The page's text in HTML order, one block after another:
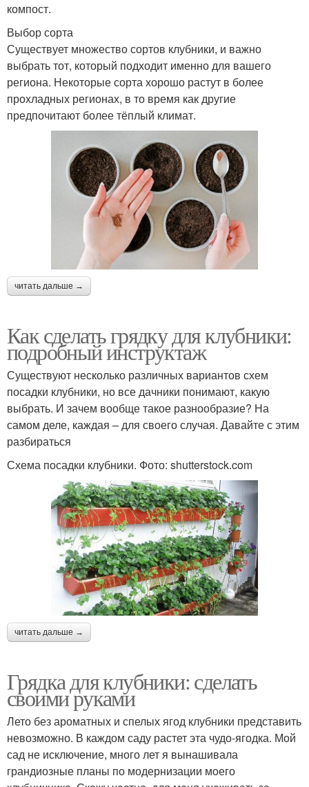
компост.
Выбор сорта
Существует множество сортов клубники, и важно
выбрать тот, который подходит именно для вашего
региона. Некоторые сорта хорошо растут в более
прохладных регионах, в то время как другие
предпочитают более тёплый климат.
читать дальше →
Как сделать грядку для клубники:
подробный инструктаж
Существуют несколько различных вариантов схем
посадки клубники, но все дачники понимают, какую
выбрать. И зачем вообще такое разнообразие? На
самом деле, каждая – для своего случая. Давайте с этим
разбираться
Схема посадки клубники. Фото: shutterstock.com
читать дальше →
Грядка для клубники: сделать
своими руками
Лето без ароматных и спелых ягод клубники представить
невозможно. В каждом саду растет эта чудо-ягодка. Мой
сад не исключение, много лет я вынашивала
грандиозные планы по модернизации моего